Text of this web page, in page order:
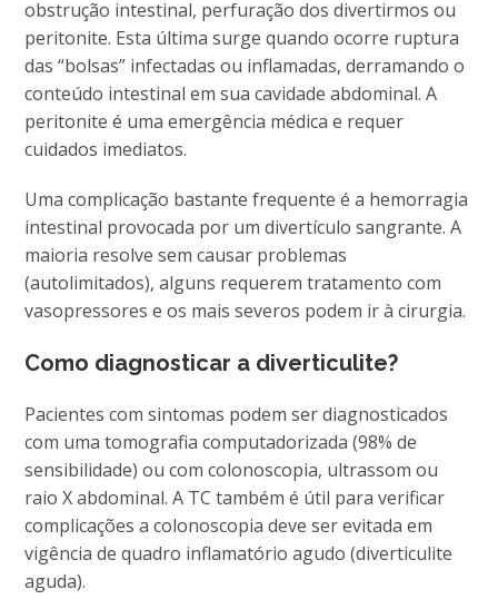
obstrução intestinal, perfuração dos divertirmos ou
peritonite. Esta última surge quando ocorre ruptura
das “bolsas” infectadas ou inflamadas, derramando o
conteúdo intestinal em sua cavidade abdominal. A
peritonite é uma emergência médica e requer
cuidados imediatos.
Uma complicação bastante frequente é a hemorragia
intestinal provocada por um divertículo sangrante. A
maioria resolve sem causar problemas
(autolimitados), alguns requerem tratamento com
vasopressores e os mais severos podem ir à cirurgia.
Como diagnosticar a diverticulite?
Pacientes com sintomas podem ser diagnosticados
com uma tomografia computadorizada (98% de
sensibilidade) ou com colonoscopia, ultrassom ou
raio X abdominal. A TC também é útil para verificar
complicações a colonoscopia deve ser evitada em
vigência de quadro inflamatório agudo (diverticulite
aguda).